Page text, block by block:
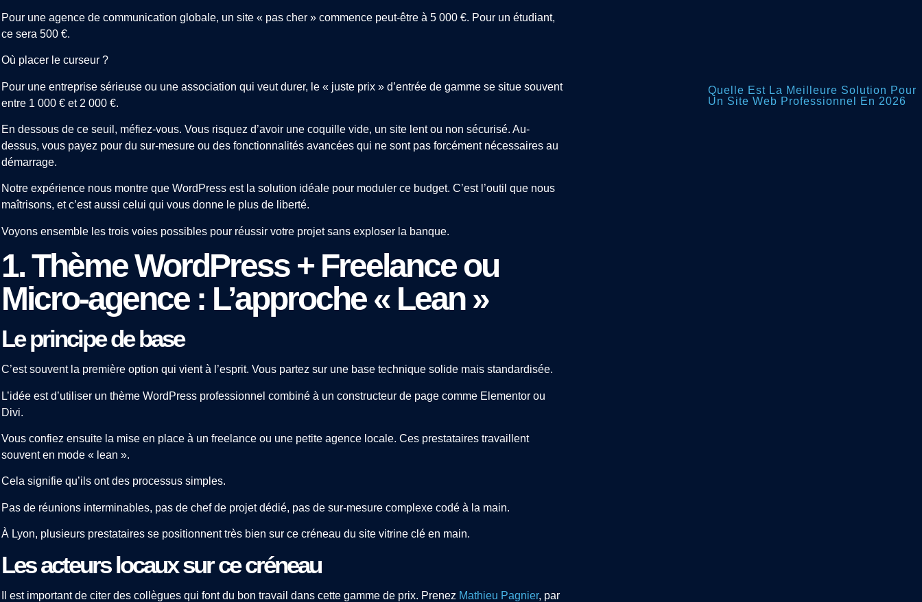
Pour une agence de communication globale, un site « pas cher » commence peut-être à 5 000 €. Pour un étudiant,
ce sera 500 €.
Où placer le curseur ?
Pour une entreprise sérieuse ou une association qui veut durer, le « juste prix » d’entrée de gamme se situe souvent
entre 1 000 € et 2 000 €.
En dessous de ce seuil, méfiez-vous. Vous risquez d’avoir une coquille vide, un site lent ou non sécurisé. Au-
dessus, vous payez pour du sur-mesure ou des fonctionnalités avancées qui ne sont pas forcément nécessaires au
démarrage.
Notre expérience nous montre que WordPress est la solution idéale pour moduler ce budget. C’est l’outil que nous
maîtrisons, et c’est aussi celui qui vous donne le plus de liberté.
Voyons ensemble les trois voies possibles pour réussir votre projet sans exploser la banque.
1. Thème WordPress + Freelance ou
Micro-agence : L’approche « Lean »
Le principe de base
C’est souvent la première option qui vient à l’esprit. Vous partez sur une base technique solide mais standardisée.
L’idée est d’utiliser un thème WordPress professionnel combiné à un constructeur de page comme Elementor ou
Divi.
Vous confiez ensuite la mise en place à un freelance ou une petite agence locale. Ces prestataires travaillent
souvent en mode « lean ».
Cela signifie qu’ils ont des processus simples.
Pas de réunions interminables, pas de chef de projet dédié, pas de sur-mesure complexe codé à la main.
À Lyon, plusieurs prestataires se positionnent très bien sur ce créneau du site vitrine clé en main.
Les acteurs locaux sur ce créneau
Il est important de citer des collègues qui font du bon travail dans cette gamme de prix. Prenez Mathieu Pagnier, par
Quelle Est La Meilleure Solution Pour
Un Site Web Professionnel En 2026